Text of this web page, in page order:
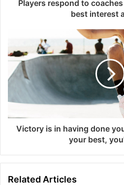
Players respond to
best interest
Victory is in having done
your best,
Related Articles